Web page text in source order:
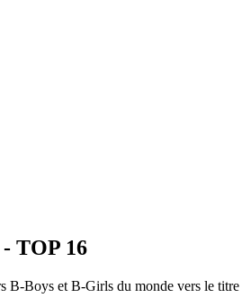
- TOP 16
B-Boys et B-Girls du monde vers le